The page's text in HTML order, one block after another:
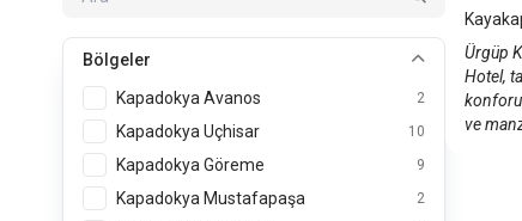
Bölgeler
Kapadokya Avanos
2
Kapadokya Uçhisar 10
Kapadokya Göreme 9
Kapadokya Mustafapaşa 2
Ürgüp
Hotel,
konforu
ve